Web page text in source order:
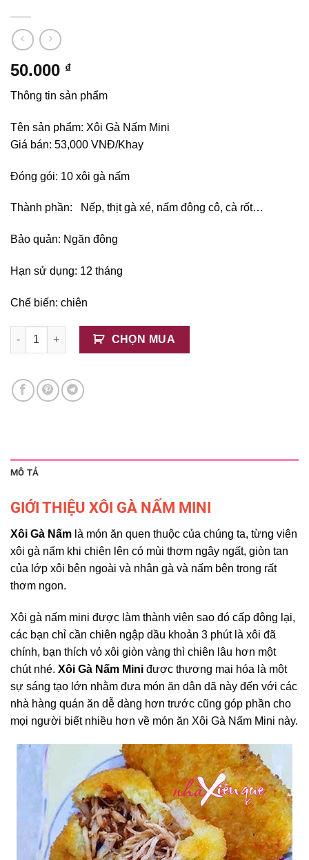
50.000 ₫
Thông tin sản phẩm
Tên sản phẩm: Xôi Gà Nấm Mini
Giá bán: 53,000 VNĐ/Khay
Đóng gói: 10 xôi gà nấm
Thành phần: Nếp, thịt gà xé, nấm đông cô, cà rốt…
Bảo quản: Ngăn đông
Hạn sử dụng: 12 tháng
Chế biến: chiên
Xôi Gà Nấm Mini số lượng
CHỌN MUA
MÔ TẢ
GIỚI THIỆU XÔI GÀ NẤM MINI
Xôi Gà Nấm là món ăn quen thuộc của chúng ta, từng viên
xôi gà nấm khi chiên lên có mùi thơm ngây ngất, giòn tan
của lớp xôi bên ngoài và nhân gà và nấm bên trong rất
thơm ngon.
Xôi gà nấm mini được làm thành viên sao đó cấp đông lại,
các bạn chỉ cần chiên ngập dầu khoản 3 phút là xôi đã
chính, bạn thích vỏ xôi giòn vàng thì chiên lâu hơn một
chút nhé. Xôi Gà Nấm Mini được thương mại hóa là một
sự sáng tạo lớn nhằm đưa món ăn dân dã này đến với các
nhà hàng quán ăn dễ dàng hơn trước cũng góp phần cho
mọi người biết nhiều hơn về món ăn Xôi Gà Nấm Mini này.